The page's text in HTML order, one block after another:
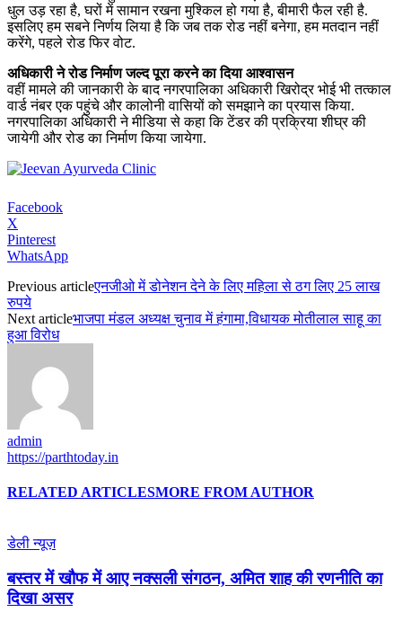
धुल उड़ रहा है, घरों में सामान रखना मुश्किल हो गया है, बीमारी फैल रही है.
इसलिए हम सबने निर्णय लिया है कि जब तक रोड नहीं बनेगा, हम मतदान नहीं
करेंगे, पहले रोड फिर वोट.
अधिकारी ने रोड निर्माण जल्द पूरा करने का दिया आश्वासन
वहीं मामले की जानकारी के बाद नगरपालिका अधिकारी खिरोद्र भोई भी तत्काल
वार्ड नंबर एक पहुंचे और कालोनी वासियों को समझाने का प्रयास किया.
नगरपालिका अधिकारी ने मीडिया से कहा कि टेंडर की प्रक्रिया शीघ्र की
जायेगी और रोड का निर्माण किया जायेगा.
Facebook
X
Pinterest
WhatsApp
Previous articleएनजीओ में डोनेशन देने के लिए महिला से ठग लिए 25 लाख
रुपये
Next articleभाजपा मंडल अध्यक्ष चुनाव में हंगामा,विधायक मोतीलाल साहू का
हुआ विरोध
admin
https://parthtoday.in
RELATED ARTICLESMORE FROM AUTHOR
डेली न्यूज़
बस्तर में खौफ में आए नक्सली संगठन, अमित शाह की रणनीति का
दिखा असर